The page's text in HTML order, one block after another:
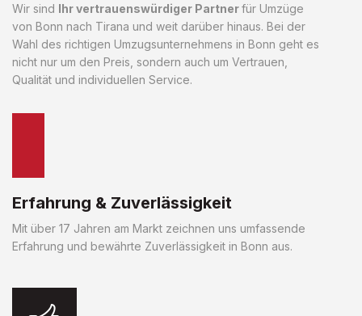
Wir sind Ihr vertrauenswürdiger Partnerfür Umzüge
von Bonn nach Tirana und weit darüber hinaus. Bei der
Wahl des richtigen Umzugsunternehmens in Bonn geht es
nicht nur um den Preis, sondern auch um Vertrauen,
Qualität und individuellen Service.
Erfahrung & Zuverlässigkeit
Mit über 17 Jahren am Markt zeichnen uns umfassende
Erfahrung und bewährte Zuverlässigkeit in Bonn aus.